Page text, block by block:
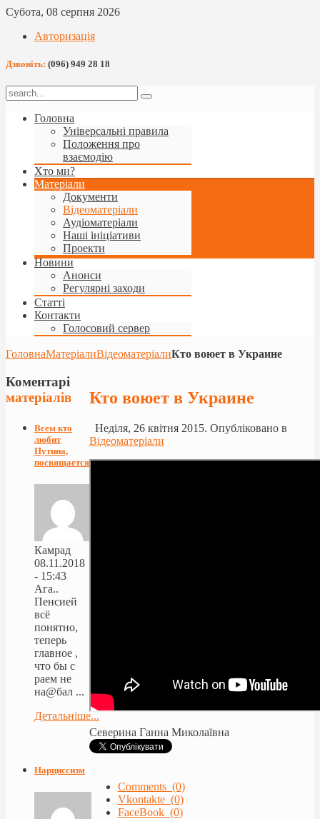
Субота, 08 серпня 2026
Авторизація
Дзвоніть: (096) 949 28 18
Головна
Універсальні правила
Положення про
взаємодію
Хто ми?
Матеріали
Документи
Відеоматеріали
Аудіоматеріали
Наші ініціативи
Проекти
Новини
Анонси
Регулярні заходи
Статті
Контакти
Голосовий сервер
ГоловнаМатеріалиВідеоматеріалиКто воюет в Украине
Кто воюет в Украине
Неділя, 26 квітня 2015. Опубліковано в
Відеоматеріали
Северина Ганна Миколаївна
Comments (0)
Vkontakte (0)
FaceBook (0)
Коментарі
матеріалів
Всем кто
любит
Путина,
посвящается!
Камрад
08.11.2018
- 15:43
Ага..
Пенсией
всё
понятно,
теперь
главное ,
что бы с
раем не
на@бал ...
Детальніше...
Нарциссизм